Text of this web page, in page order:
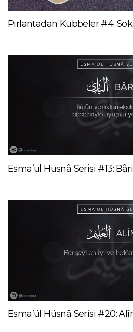
Pırlantadan Kubbeler #4:
Esma’ül Hüsnâ Serisi #13: Bâri
Esma’ül Hüsnâ Serisi #20: